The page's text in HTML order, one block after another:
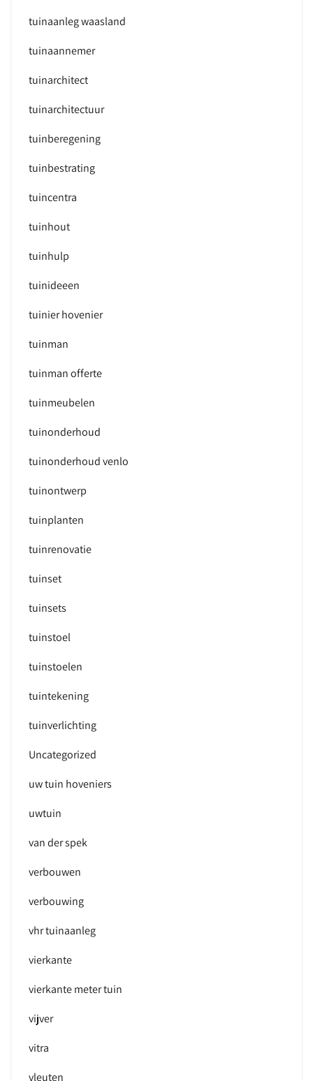
tuinaanleg waasland
tuinaannemer
tuinarchitect
tuinarchitectuur
tuinberegening
tuinbestrating
tuincentra
tuinhout
tuinhulp
tuinideeen
tuinier hovenier
tuinman
tuinman offerte
tuinmeubelen
tuinonderhoud
tuinonderhoud venlo
tuinontwerp
tuinplanten
tuinrenovatie
tuinset
tuinsets
tuinstoel
tuinstoelen
tuintekening
tuinverlichting
Uncategorized
uw tuin hoveniers
uwtuin
van der spek
verbouwen
verbouwing
vhr tuinaanleg
vierkante
vierkante meter tuin
vijver
vitra
vleuten